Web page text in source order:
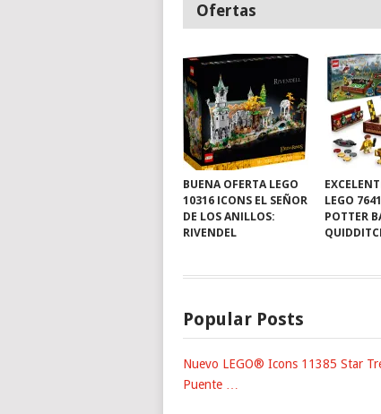
Ofertas
BUENA OFERTA LEGO
10316 ICONS EL SEÑOR
DE LOS ANILLOS:
RIVENDEL
LEGO
POTTER
Popular Posts
Nuevo LEGO® Icons 11385 Star
Puente …